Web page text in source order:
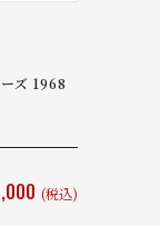
ズ 1968
(税込)